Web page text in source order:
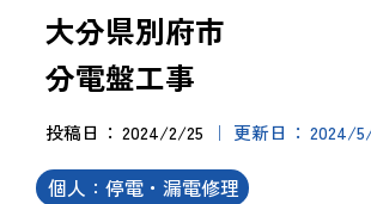
大分県別府市
分電盤工事
投稿日 2024/2/25 更新日 2024/
個人：停電・漏電修理